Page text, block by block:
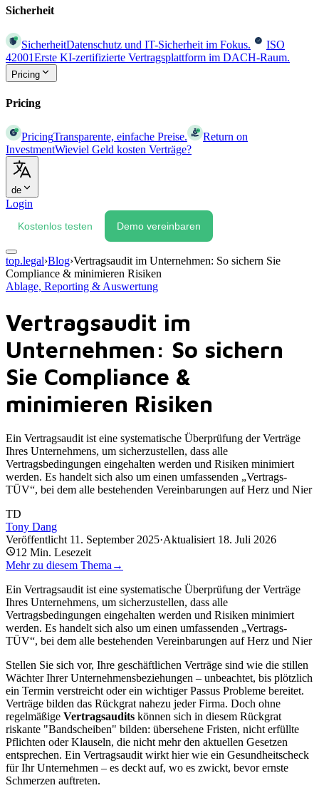
Sicherheit
SicherheitDatenschutz und IT-Sicherheit im Fokus.
ISO
42001Erste KI-zertifizierte Vertragsplattform im DACH-Raum.
Pricing
Pricing
PricingTransparente, einfache Preise.
Return on
InvestmentWieviel Geld kosten Verträge?
de
Login
Kostenlos testen Demo vereinbaren
top.legal›Blog›Vertragsaudit im Unternehmen: So sichern Sie
Compliance & minimieren Risiken
Ablage, Reporting & Auswertung
Vertragsaudit im
Unternehmen: So sichern
Sie Compliance &
minimieren Risiken
Ein Vertragsaudit ist eine systematische Überprüfung der Verträge
Ihres Unternehmens, um sicherzustellen, dass alle
Vertragsbedingungen eingehalten werden und Risiken minimiert
werden. Es handelt sich also um einen umfassenden „Vertrags-
TÜV“, bei dem alle bestehenden Vereinbarungen auf Herz und Nier
TD
Tony Dang
Veröffentlicht 11. September 2025·Aktualisiert 18. Juli 2026
12 Min. Lesezeit
Mehr zu diesem Thema →
Ein Vertragsaudit ist eine systematische Überprüfung der Verträge
Ihres Unternehmens, um sicherzustellen, dass alle
Vertragsbedingungen eingehalten werden und Risiken minimiert
werden. Es handelt sich also um einen umfassenden „Vertrags-
TÜV“, bei dem alle bestehenden Vereinbarungen auf Herz und Nier
Stellen Sie sich vor, Ihre geschäftlichen Verträge sind wie die stillen
Wächter Ihrer Unternehmensbeziehungen – unbeachtet, bis plötzlich
ein Termin verstreicht oder ein wichtiger Passus Probleme bereitet.
Verträge bilden das Rückgrat nahezu jeder Firma. Doch ohne
regelmäßige Vertragsaudits können sich in diesem Rückgrat
riskante "Bandscheiben" bilden: übersehene Fristen, nicht erfüllte
Pflichten oder Klauseln, die nicht mehr den aktuellen Gesetzen
entsprechen. Ein Vertragsaudit wirkt hier wie ein Gesundheitscheck
für Ihr Unternehmen – es deckt auf, wo es zwickt, bevor ernste
Schmerzen auftreten.